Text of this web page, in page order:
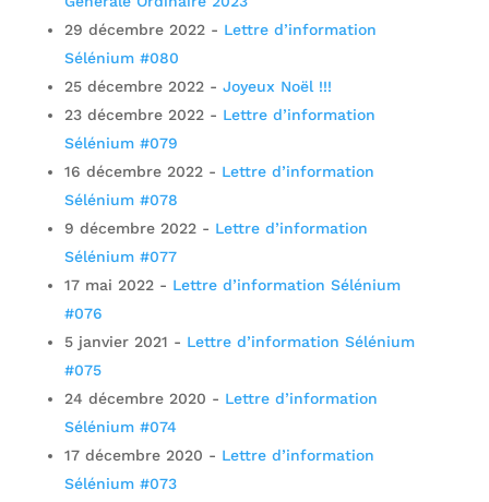
29 décembre 2022 - Lettre d’information
Sélénium #080
25 décembre 2022 - Joyeux Noël !!!
23 décembre 2022 - Lettre d’information
Sélénium #079
16 décembre 2022 - Lettre d’information
Sélénium #078
9 décembre 2022 - Lettre d’information
Sélénium #077
17 mai 2022 - Lettre d’information Sélénium
#076
5 janvier 2021 - Lettre d’information Sélénium
#075
24 décembre 2020 - Lettre d’information
Sélénium #074
17 décembre 2020 - Lettre d’information
Sélénium #073